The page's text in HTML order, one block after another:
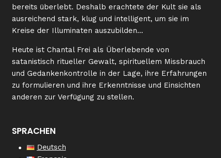
bereits überlebt. Deshalb erachtete der Kult sie als
ausreichend stark, klug und intelligent, um sie im
Kreise der Illuminaten auszubilden…
Heute ist Chantal Frei als Überlebende von
satanistisch ritueller Gewalt, spirituellem Missbrauch
und Gedankenkontrolle in der Lage, ihre Erfahrungen
zu formulieren und ihre Erkenntnisse und Einsichten
anderen zur Verfügung zu stellen.
SPRACHEN
Deutsch